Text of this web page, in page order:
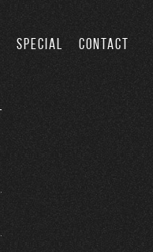
SPECIAL CONTACT